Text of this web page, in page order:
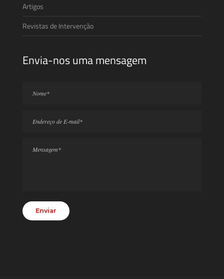
Artigos
Revistas de Intervenção
Envia-nos uma mensagem